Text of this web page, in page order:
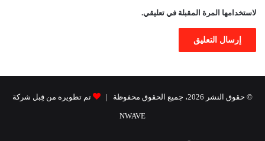
لاستخدامها المرة المقبلة في تعليقي.
© حقوق النشر 2026، جميع الحقوق محفوظة | تم تطويره من قِبل شركة
NWAVE